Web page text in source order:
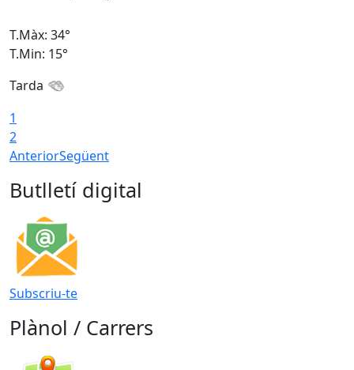
T.Màx: 34°
T.Min: 15°
Tarda
1
2
AnteriorSegüent
Butlletí digital
Subscriu-te
Plànol / Carrers